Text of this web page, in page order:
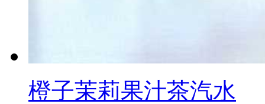
橙子茉莉果汁茶汽水